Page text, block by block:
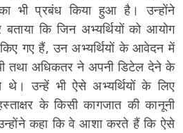
भी प्रबंध किया हुआ है। उन्होंने
कि जिन अभ्यर्थियों को आयोग
किए गए हैं, उन अभ्यर्थियों के आवेदन में
तथा अधिकतर ने अपनी डिटेल देने के
थे। उन्हें भी ऐसे अभ्यर्थियों के लिए
के किसी कागजात की कानूनी
कहा कि वे आशा करते हैं कि ऐसे